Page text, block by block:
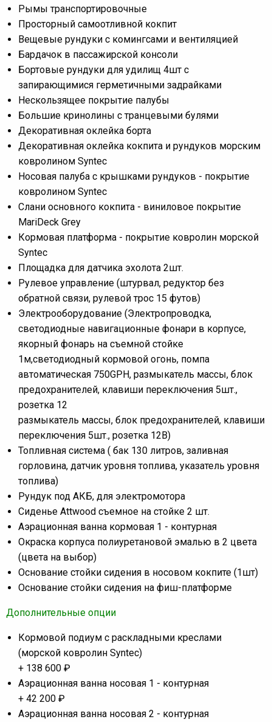
Рымы транспортировочные
Просторный самоотливной кокпит
Вещевые рундуки с комингсами и вентиляцией
Бардачок в пассажирской консоли
Бортовые рундуки для удилищ 4шт с
запирающимися герметичными задрайками
Нескользящее покрытие палубы
Большие кринолины с транцевыми булями
Декоративная оклейка борта
Декоративная оклейка кокпита и рундуков морским
ковролином Syntec
Носовая палуба с крышками рундуков - покрытие
ковролином Syntec
Слани основного кокпита - виниловое покрытие
MariDeck Grey
Кормовая платформа - покрытие ковролин морской
Syntec
Площадка для датчика эхолота 2шт.
Рулевое управление (штурвал, редуктор без
обратной связи, рулевой трос 15 футов)
Электрооборудование (Электропроводка,
светодиодные навигационные фонари в корпусе,
якорный фонарь на съемной стойке
1м,светодиодный кормовой огонь, помпа
автоматическая 750GPH, размыкатель массы, блок
предохранителей, клавиши переключения 5шт.,
розетка 12
размыкатель массы, блок предохранителей, клавиши
переключения 5шт., розетка 12В)
Топливная система ( бак 130 литров, заливная
горловина, датчик уровня топлива, указатель уровня
топлива)
Рундук под АКБ, для электромотора
Сиденье Attwood съемное на стойке 2 шт.
Аэрационная ванна кормовая 1 - контурная
Окраска корпуса полиуретановой эмалью в 2 цвета
(цвета на выбор)
Основание стойки сидения в носовом кокпите (1шт)
Основание стойки сидения на фиш-платформе
Дополнительные опции
Кормовой подиум с раскладными креслами
(морской ковролин Syntec)
+ 138 600 ₽
Аэрационная ванна носовая 1 - контурная
+ 42 200 ₽
Аэрационная ванна носовая 2 - контурная